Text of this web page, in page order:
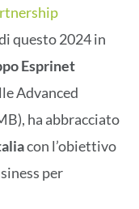
questo 2024 in
Esprinet
Advanced
ha abbracciato
con l’obiettivo
per